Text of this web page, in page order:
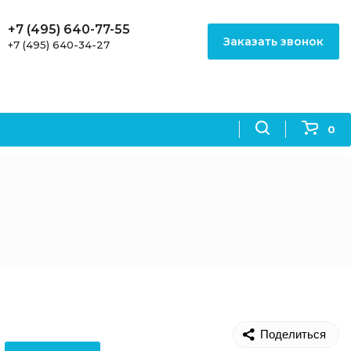
0
+7 (495) 640-77-55
+7 (495) 640-34-27 Заказать звонок
Поделиться